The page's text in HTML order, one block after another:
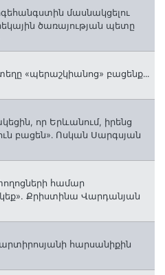
մասնակցելու
ծառայության պետը
«պերաշկիանոց» բացենք․․․
որ Երևանում, իրենց
բացեն»․ Ոսկան Սարգսյան
համար
Քրիստինա Վարդանյան
հարսանիքին